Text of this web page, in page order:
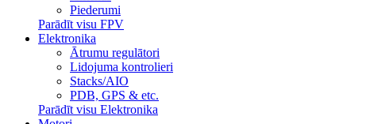
Piederumi
Parādīt visu FPV
Elektronika
Ātrumu regulātori
Lidojuma kontrolieri
Stacks/AIO
PDB, GPS & etc.
Parādīt visu Elektronika